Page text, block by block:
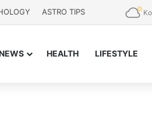
ASTRO TIPS
HEALTH LIFESTYLE